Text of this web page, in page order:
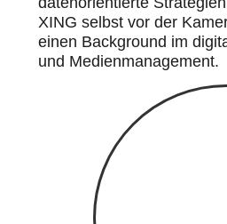
XING selbst vor der
einen Background im
und Medienmanagement.